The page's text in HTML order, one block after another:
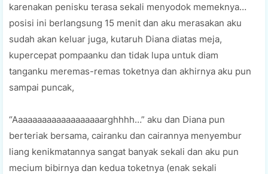
karenakan penisku terasa sekali menyodok memeknya…
posisi ini berlangsung 15 menit dan aku merasakan aku
sudah akan keluar juga, kutaruh Diana diatas meja,
kupercepat pompaanku dan tidak lupa untuk diam
tanganku meremas-remas toketnya dan akhirnya aku pun
sampai puncak,
“Aaaaaaaaaaaaaaaaaaarghhhh…” aku dan Diana pun
berteriak bersama, cairanku dan cairannya menyembur
liang kenikmatannya sangat banyak sekali dan aku pun
mecium bibirnya dan kedua toketnya (enak sekali